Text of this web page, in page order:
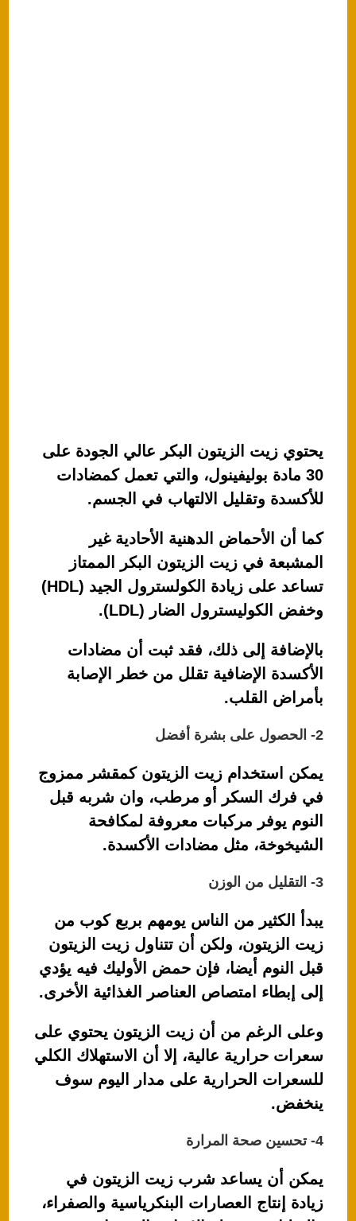
يحتوي زيت الزيتون البكر عالي الجودة على
30 مادة بوليفينول، والتي تعمل كمضادات
للأكسدة وتقليل الالتهاب في الجسم.
كما أن الأحماض الدهنية الأحادية غير
المشبعة في زيت الزيتون البكر الممتاز
تساعد على زيادة الكولسترول الجيد (HDL)
وخفض الكوليسترول الضار (LDL).
بالإضافة إلى ذلك، فقد ثبت أن مضادات
الأكسدة الإضافية تقلل من خطر الإصابة
بأمراض القلب.
2- الحصول على بشرة أفضل
يمكن استخدام زيت الزيتون كمقشر ممزوج
في فرك السكر أو مرطب، وان شربه قبل
النوم يوفر مركبات معروفة لمكافحة
الشيخوخة، مثل مضادات الأكسدة.
3- التقليل من الوزن
يبدأ الكثير من الناس يومهم بربع كوب من
زيت الزيتون، ولكن أن تتناول زيت الزيتون
قبل النوم أيضا، فإن حمض الأوليك فيه يؤدي
إلى إبطاء امتصاص العناصر الغذائية الأخرى.
وعلى الرغم من أن زيت الزيتون يحتوي على
سعرات حرارية عالية، إلا أن الاستهلاك الكلي
للسعرات الحرارية على مدار اليوم سوف
ينخفض.
4- تحسين صحة المرارة
يمكن أن يساعد شرب زيت الزيتون في
زيادة إنتاج العصارات البنكرياسية والصفراء،